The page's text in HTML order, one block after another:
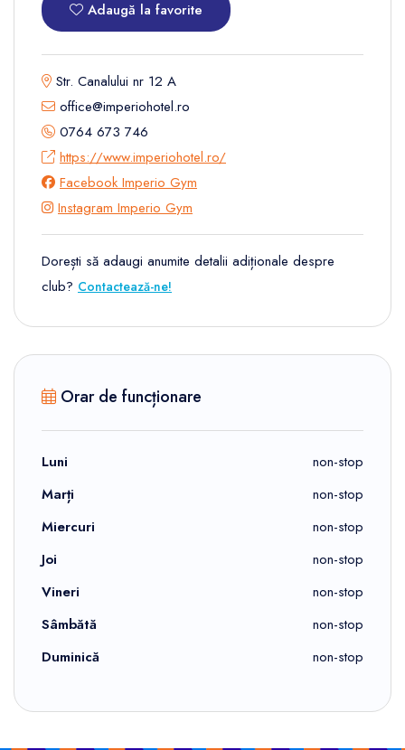
Adaugă la favorite
Str. Canalului nr 12 A
office@imperiohotel.ro
0764 673 746
https://www.imperiohotel.ro/
Facebook Imperio Gym
Instagram Imperio Gym
Dorești să adaugi anumite detalii adiționale despre
club? Contactează-ne!
Orar de funcționare
Luni
non-stop
Marți
non-stop
Miercuri
non-stop
Joi
non-stop
Vineri
non-stop
Sâmbătă
non-stop
Duminică
non-stop